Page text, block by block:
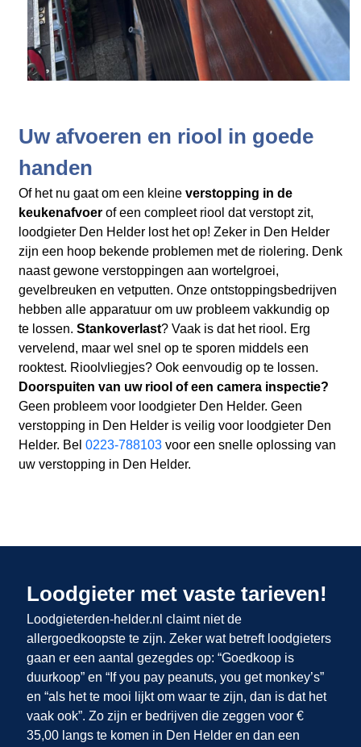
Uw afvoeren en riool in goede
handen
Of het nu gaat om een kleine verstopping in de
keukenafvoerof een compleet riool dat verstopt zit,
loodgieter Den Helder lost het op! Zeker in Den Helder
zijn een hoop bekende problemen met de riolering. Denk
naast gewone verstoppingen aan wortelgroei,
gevelbreuken en vetputten. Onze ontstoppingsbedrijven
hebben alle apparatuur om uw probleem vakkundig op
te lossen. Stankoverlast? Vaak is dat het riool. Erg
vervelend, maar wel snel op te sporen middels een
rooktest. Rioolvliegjes? Ook eenvoudig op te lossen.
Doorspuiten van uw riool of een camera inspectie?
Geen probleem voor loodgieter Den Helder. Geen
verstopping in Den Helder is veilig voor loodgieter Den
Helder. Bel 0223-788103voor een snelle oplossing van
uw verstopping in Den Helder.
Loodgieter met vaste tarieven!
Loodgieterden-helder.nl claimt niet de
allergoedkoopste te zijn. Zeker wat betreft loodgieters
gaan er een aantal gezegdes op: “Goedkoop is
duurkoop” en “If you pay peanuts, you get monkey’s”
en “als het te mooi lijkt om waar te zijn, dan is dat het
vaak ook”. Zo zijn er bedrijven die zeggen voor €
35,00 langs te komen in Den Helder en dan een